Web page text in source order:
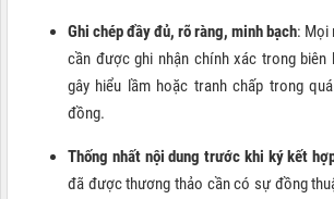
Ghi chép đầy đủ, rõ ràng, minh bạch: Mọi
cần được ghi nhận chính xác trong biên
gây hiểu lầm hoặc tranh chấp trong
đồng.
Thống nhất nội dung trước khi ký kết
đã được thương thảo cần có sự đồng